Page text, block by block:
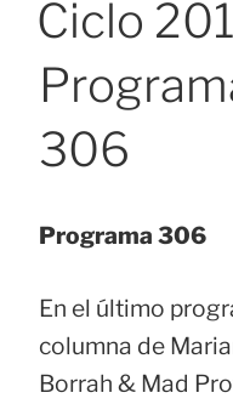
Ciclo
306
Programa 306
En el último
columna de
Borrah & Mad